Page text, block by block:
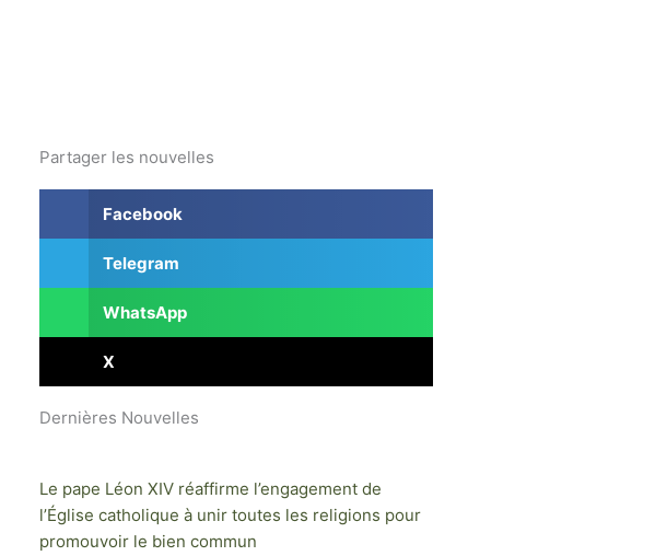
Partager les nouvelles
Facebook
Telegram
WhatsApp
X
Dernières Nouvelles
Le pape Léon XIV réaffirme l’engagement de
l’Église catholique à unir toutes les religions pour
promouvoir le bien commun